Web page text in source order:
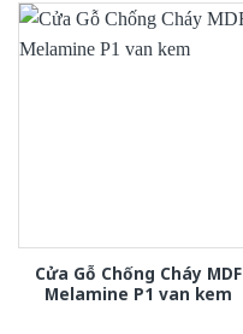
Cửa Gỗ Chống Cháy MDF
Melamine P1 van kem